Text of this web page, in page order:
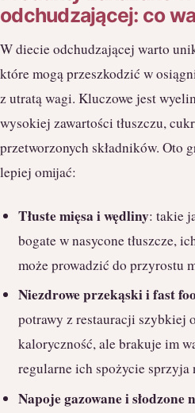
odchudzającej: co
W diecie odchudzającej warto
które mogą przeszkodzić w
z utratą wagi. Kluczowe jest
wysokiej zawartości tłuszczu,
przetworzonych składników. Oto
lepiej omijać:
Tłuste mięsa i wędliny: takie
bogate w nasycone tłuszcze,
może prowadzić do przyrostu
Niezdrowe przekąski i fast
potrawy z restauracji szybkiej
kaloryczność, ale brakuje im
regularne ich spożycie
Napoje gazowane i słodzone